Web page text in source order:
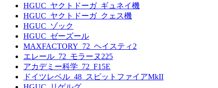
HGUC_ヤクトドーガ_ギュネイ機
HGUC_ヤクトドーガ_クェス機
HGUC_ゾック
HGUC_ゼーズール
MAXFACTORY_72_ヘイスティ2
エレール_72_モラーヌ225
アカデミー科学_72_F15E
ドイツレベル_48_スピットファイアMkII